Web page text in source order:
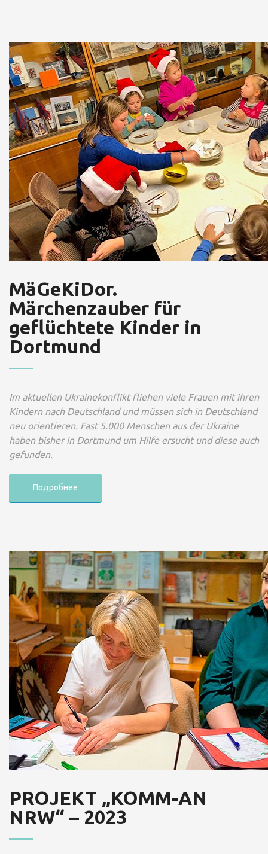
MäGeKiDor.
Märchenzauber für
geflüchtete Kinder in
Dortmund
Im aktuellen Ukrainekonflikt fliehen viele Frauen mit ihren
Kindern nach Deutschland und müssen sich in Deutschland
neu orientieren. Fast 5.000 Menschen aus der Ukraine
haben bisher in Dortmund um Hilfe ersucht und diese auch
gefunden.
Подробнее
PROJEKT „KOMM-AN
NRW“ – 2023